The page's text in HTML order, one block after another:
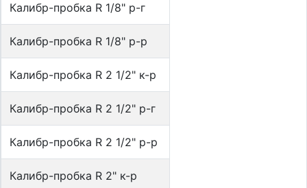
Калибр-пробка R 1/8" р-г
Калибр-пробка R 1/8" р-р
Калибр-пробка R 2 1/2" к-р
Калибр-пробка R 2 1/2" р-г
Калибр-пробка R 2 1/2" р-р
Калибр-пробка R 2" к-р